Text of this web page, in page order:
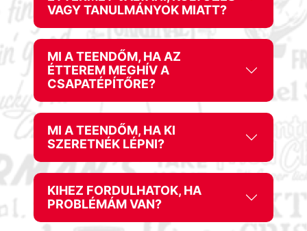
VAGY TANULMÁNYOK MIATT?
MI A TEENDŐM, HA AZ
ÉTTEREM MEGHÍV A
CSAPATÉPÍTŐRE?
MI A TEENDŐM, HA KI
SZERETNÉK LÉPNI?
KIHEZ FORDULHATOK, HA
PROBLÉMÁM VAN?